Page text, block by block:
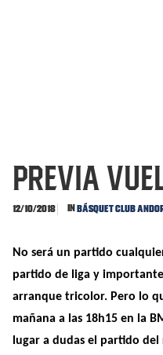
PREVIA
12/10/2018 InBásquet Club
No será un partido
partido de liga y
arranque tricolor. Pero lo
mañana a las 18h15 en la
lugar a dudas el partido